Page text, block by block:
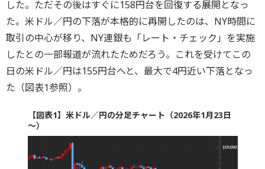
した。ただその後はすぐに158円台を回復する展開となっ
た。米ドル／円の下落が本格的に再開したのは、NY時間に
取引の中心が移り、NY連銀も「レート・チェック」を実施
したとの一部報道が流れたためだろう。これを受けてこの
日の米ドル／円は155円台へと、最大で4円近い下落となっ
た（図表1参照）。
【図表1】米ドル／円の分足チャート（2026年1月23日
～）